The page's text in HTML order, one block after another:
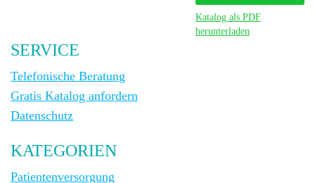
Katalog als PDF
herunterladen
SERVICE
Telefonische Beratung
Gratis Katalog anfordern
Datenschutz
KATEGORIEN
Patientenversorgung